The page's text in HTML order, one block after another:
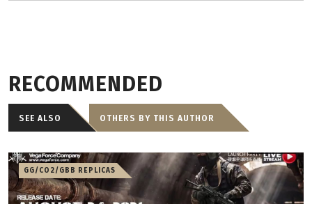
RECOMMENDED
SEE ALSO OTHERS BY THIS AUTHOR
GG/CO2/GBB REPLICAS